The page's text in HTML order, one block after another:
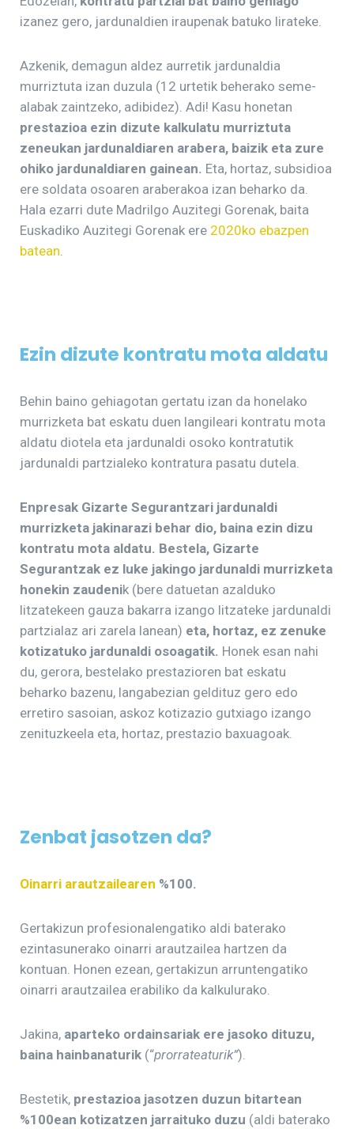
izanez gero, jardunaldien iraupenak batuko lirateke.
Azkenik, demagun aldez aurretik jardunaldia
murriztuta izan duzula (12 urtetik beherako seme-
alabak zaintzeko, adibidez). Adi! Kasu honetan
prestazioa ezin dizute kalkulatu murriztuta
zeneukan jardunaldiaren arabera, baizik eta zure
ohiko jardunaldiaren gainean. Eta, hortaz, subsidioa
ere soldata osoaren araberakoa izan beharko da.
Hala ezarri dute Madrilgo Auzitegi Gorenak, baita
Euskadiko Auzitegi Gorenak ere 2020ko ebazpen
batean.
Ezin dizute kontratu mota aldatu
Behin baino gehiagotan gertatu izan da honelako
murrizketa bat eskatu duen langileari kontratu mota
aldatu diotela eta jardunaldi osoko kontratutik
jardunaldi partzialeko kontratura pasatu dutela.
Enpresak Gizarte Segurantzari jardunaldi
murrizketa jakinarazi behar dio, baina ezin dizu
kontratu mota aldatu. Bestela, Gizarte
Segurantzak ez luke jakingo jardunaldi murrizketa
honekin zaudenik (bere datuetan azalduko
litzatekeen gauza bakarra izango litzateke jardunaldi
partzialaz ari zarela lanean) eta, hortaz, ez zenuke
kotizatuko jardunaldi osoagatik. Honek esan nahi
du, gerora, bestelako prestazioren bat eskatu
beharko bazenu, langabezian geldituz gero edo
erretiro sasoian, askoz kotizazio gutxiago izango
zenituzkeela eta, hortaz, prestazio baxuagoak.
Zenbat jasotzen da?
Oinarri arautzailearen %100.
Gertakizun profesionalengatiko aldi baterako
ezintasunerako oinarri arautzailea hartzen da
kontuan. Honen ezean, gertakizun arruntengatiko
oinarri arautzailea erabiliko da kalkulurako.
Jakina, aparteko ordainsariak ere jasoko dituzu,
baina hainbanaturik (“prorrateaturik”).
Bestetik, prestazioa jasotzen duzun bitartean
%100ean kotizatzen jarraituko duzu (aldi baterako